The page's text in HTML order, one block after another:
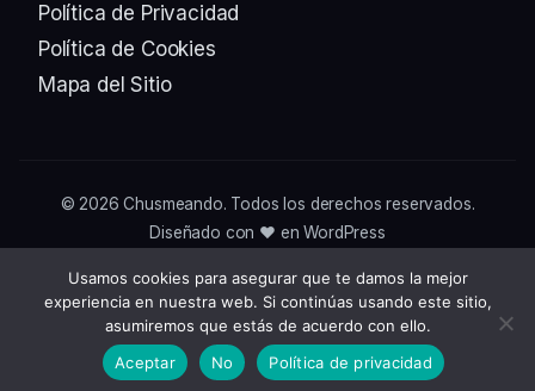
Política de Privacidad
Política de Cookies
Mapa del Sitio
© 2026Chusmeando. Todos los derechos reservados.
Diseñado con ❤️ en WordPress
Usamos cookies para asegurar que te damos la mejor
experiencia en nuestra web. Si continúas usando este sitio,
asumiremos que estás de acuerdo con ello.
Aceptar
No Política de privacidad